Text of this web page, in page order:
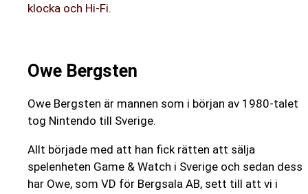
klocka och Hi-Fi.
Owe Bergsten
Owe Bergsten är mannen som i början av 1980-talet
tog Nintendo till Sverige.
Allt började med att han fick rätten att sälja
spelenheten Game & Watch i Sverige och sedan dess
har Owe, som VD för Bergsala AB, sett till att vi i